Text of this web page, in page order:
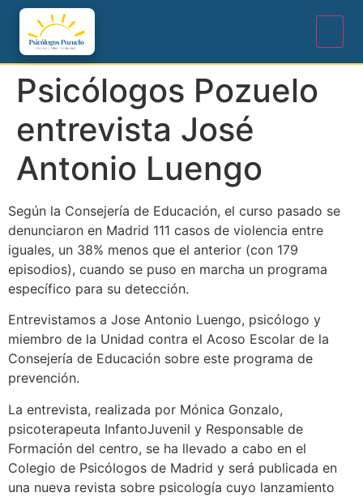
Psicólogos Pozuelo
entrevista José
Antonio Luengo
Según la Consejería de Educación, el curso pasado se
denunciaron en Madrid 111 casos de violencia entre
iguales, un 38% menos que el anterior (con 179
episodios), cuando se puso en marcha un programa
específico para su detección.
Entrevistamos a Jose Antonio Luengo, psicólogo y
miembro de la Unidad contra el Acoso Escolar de la
Consejería de Educación sobre este programa de
prevención.
La entrevista, realizada por Mónica Gonzalo,
psicoterapeuta InfantoJuvenil y Responsable de
Formación del centro, se ha llevado a cabo en el
Colegio de Psicólogos de Madrid y será publicada en
una nueva revista sobre psicología cuyo lanzamiento